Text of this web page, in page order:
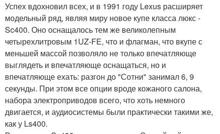
Успех вдохновил всех, и в 1991 году Lexus расширяет
модельный ряд, являя миру новое купе класса люкс -
Sc400. Оно оснащалось тем же великолепным
четырехлитровым 1UZ-FE, что и флагман, что вкупе с
меньшей массой позволяло не только впечатляюще
выглядеть и впечатляюще оснащаться, но и
впечатляюще ехать: разгон до "Сотни" занимал 6, 9
секунды. При этом все опции вроде кожаного салона,
набора электроприводов всего, что хоть немного
двигается, и аудиосистемы были практически такими же,
как у Ls400.